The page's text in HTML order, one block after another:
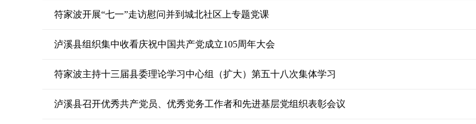
符家波开展“七一”走访慰问并到城北社区上专题党课
泸溪县组织集中收看庆祝中国共产党成立105周年大会
符家波主持十三届县委理论学习中心组（扩大）第五十八次集体学习
泸溪县召开优秀共产党员、优秀党务工作者和先进基层党组织表彰会议